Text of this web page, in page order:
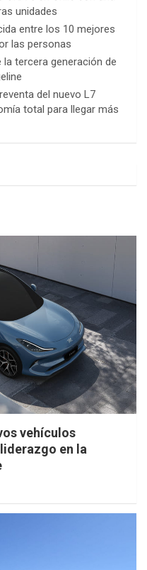
unidades
entre los 10 mejores
las personas
tercera generación de
del nuevo L7
total para llegar más
vehículos
en la